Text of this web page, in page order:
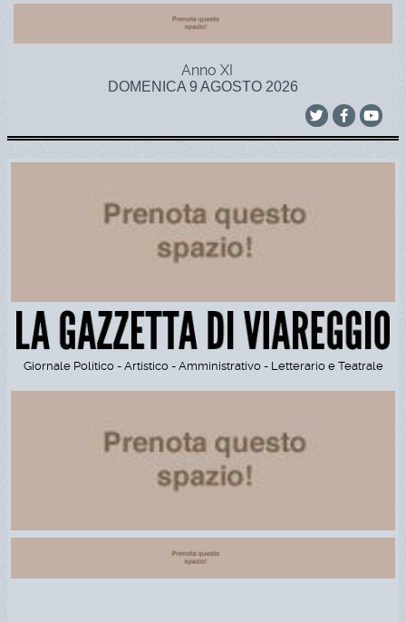
Anno XI
DOMENICA 9 AGOSTO 2026
Giornale Politico - Artistico - Amministrativo - Letterario e Teatrale